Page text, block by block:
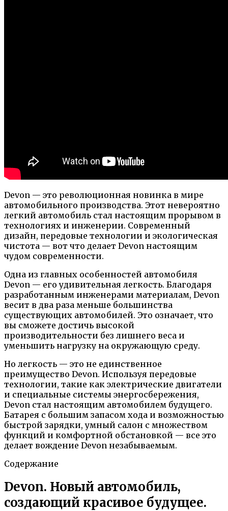
Devon — это революционная новинка в мире
автомобильного производства. Этот невероятно
легкий автомобиль стал настоящим прорывом в
технологиях и инженерии. Современный
дизайн, передовые технологии и экологическая
чистота — вот что делает Devon настоящим
чудом современности.
Одна из главных особенностей автомобиля
Devon — его удивительная легкость. Благодаря
разработанным инженерами материалам, Devon
весит в два раза меньше большинства
существующих автомобилей. Это означает, что
вы сможете достичь высокой
производительности без лишнего веса и
уменьшить нагрузку на окружающую среду.
Но легкость — это не единственное
преимущество Devon. Используя передовые
технологии, такие как электрические двигатели
и специальные системы энергосбережения,
Devon стал настоящим автомобилем будущего.
Батарея с большим запасом хода и возможностью
быстрой зарядки, умный салон с множеством
функций и комфортной обстановкой — все это
делает вождение Devon незабываемым.
Содержание
Devon. Новый автомобиль,
создающий красивое будущее.